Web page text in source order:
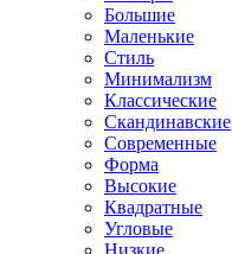
Большие
Маленькие
Стиль
Минимализм
Классические
Скандинавские
Современные
Форма
Высокие
Квадратные
Угловые
Низкие